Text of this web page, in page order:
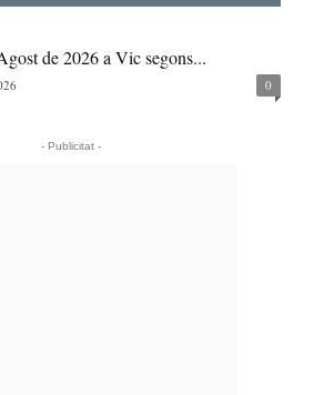
de 2026 a Vic segons...
0
- Publicitat -